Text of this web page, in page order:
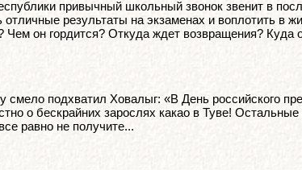
привычный школьный звонок звенит в
результаты на экзаменах и воплотить в
он гордится? Откуда ждет возвращения? Куда
подхватил Ховалыг: «В День российского
о бескрайних зарослях какао в Туве! Остальные
равно не получите...